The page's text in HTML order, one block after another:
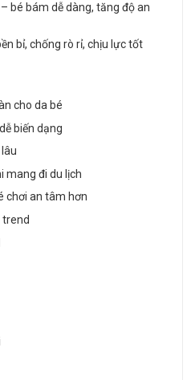
– bé bám dễ dàng, tăng độ an
bỉ, chống rò rỉ, chịu lực tốt
cho da bé
biến dạng
mang đi du lịch
chơi an tâm hơn
trend